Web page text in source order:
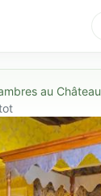
au Château